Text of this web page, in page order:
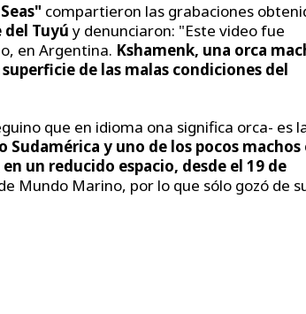
compartieron las grabaciones
del Tuyú y denunciaron: "Este video fue
en Argentina. Kshamenk, una orca
de las malas condiciones del
que en idioma ona significa orca- es
y uno de los pocos machos
un reducido espacio, desde el 19 de
Mundo Marino, por lo que sólo gozó de